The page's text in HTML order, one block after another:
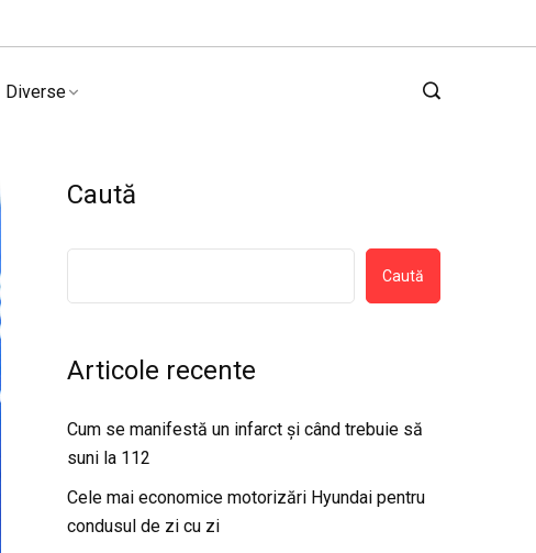
Diverse
Caută
Caută
Articole recente
Cum se manifestă un infarct și când trebuie să
suni la 112
Cele mai economice motorizări Hyundai pentru
condusul de zi cu zi